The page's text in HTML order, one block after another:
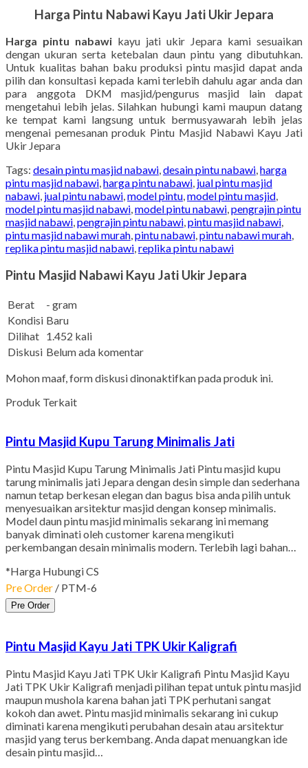
Harga Pintu Nabawi Kayu Jati Ukir Jepara
Harga pintu nabawi kayu jati ukir Jepara kami sesuaikan
dengan ukuran serta ketebalan daun pintu yang dibutuhkan.
Untuk kualitas bahan baku produksi pintu masjid dapat anda
pilih dan konsultasi kepada kami terlebih dahulu agar anda dan
para anggota DKM masjid/pengurus masjid lain dapat
mengetahui lebih jelas. Silahkan hubungi kami maupun datang
ke tempat kami langsung untuk bermusyawarah lebih jelas
mengenai pemesanan produk Pintu Masjid Nabawi Kayu Jati
Ukir Jepara
Tags: desain pintu masjid nabawi,desain pintu nabawi,harga
pintu masjid nabawi,harga pintu nabawi, jual pintu masjid
nabawi, jual pintu nabawi,model pintu,model pintu masjid,
model pintu masjid nabawi,model pintu nabawi,pengrajin pintu
masjid nabawi,pengrajin pintu nabawi,pintu masjid nabawi,
pintu masjid nabawi murah,pintu nabawi,pintu nabawi murah,
replika pintu masjid nabawi,replika pintu nabawi
Pintu Masjid Nabawi Kayu Jati Ukir Jepara
Berat
- gram
Kondisi Baru
Dilihat 1.452 kali
Diskusi Belum ada komentar
Mohon maaf, form diskusi dinonaktifkan pada produk ini.
Produk Terkait
Pintu Masjid Kupu Tarung Minimalis Jati
Pintu Masjid Kupu Tarung Minimalis Jati Pintu masjid kupu
tarung minimalis jati Jepara dengan desin simple dan sederhana
namun tetap berkesan elegan dan bagus bisa anda pilih untuk
menyesuaikan arsitektur masjid dengan konsep minimalis.
Model daun pintu masjid minimalis sekarang ini memang
banyak diminati oleh customer karena mengikuti
perkembangan desain minimalis modern. Terlebih lagi bahan…
*Harga Hubungi CS
Pre Order / PTM-6
Pre Order
Pintu Masjid Kayu Jati TPK Ukir Kaligrafi
Pintu Masjid Kayu Jati TPK Ukir Kaligrafi Pintu Masjid Kayu
Jati TPK Ukir Kaligrafi menjadi pilihan tepat untuk pintu masjid
maupun mushola karena bahan jati TPK perhutani sangat
kokoh dan awet. Pintu masjid minimalis sekarang ini cukup
diminati karena mengikuti perubahan desain atau arsitektur
masjid yang terus berkembang. Anda dapat menuangkan ide
desain pintu masjid…